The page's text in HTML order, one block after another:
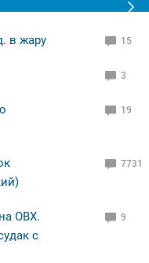
в жару 15
3
19
7731
ОВХ.
с
9